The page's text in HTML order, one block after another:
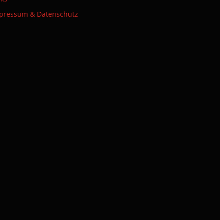
& Datenschutz